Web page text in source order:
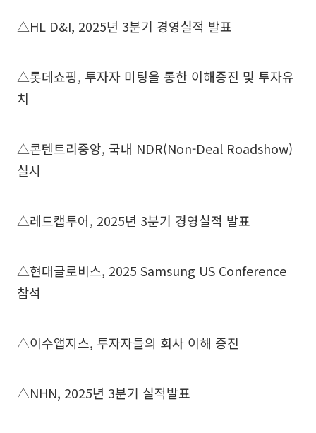
△HL D&I, 2025년 3분기 경영실적 발표
△롯데쇼핑, 투자자 미팅을 통한 이해증진 및 투자유
치
△콘텐트리중앙, 국내 NDR(Non-Deal Roadshow)
실시
△레드캡투어, 2025년 3분기 경영실적 발표
△현대글로비스, 2025 Samsung US Conference
참석
△이수앱지스, 투자자들의 회사 이해 증진
△NHN, 2025년 3분기 실적발표